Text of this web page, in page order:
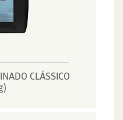
CLÁSSICO